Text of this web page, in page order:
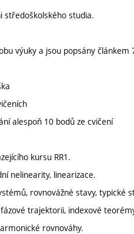
středoškolského studia.
výuky a jsou popsány článkem
alespoň 10 bodů ze cvičení
kursu RR1.
nelinearity, linearizace.
rovnovážné stavy,
trajektorii, indexové
rovnováhy.